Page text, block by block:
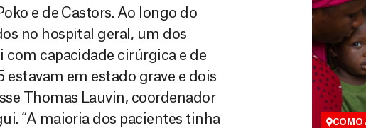
e de Castors. Ao longo do
no hospital geral, um dos
com capacidade cirúrgica e de
estavam em estado grave e dois
Thomas Lauvin, coordenador
“A maioria dos pacientes tinha
Doação
São as
que nos
vidas em
COMO